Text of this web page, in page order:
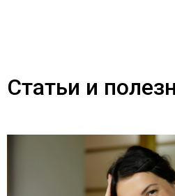
Статьи и